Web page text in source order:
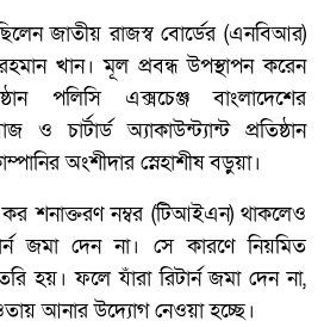
জাতীয় রাজস্ব বোর্ডের (এনবিআর)
খান। মূল প্রবন্ধ উপস্থাপন করেন
পলিসি এক্সচেঞ্জ বাংলাদেশের
ও চার্টার্ড অ্যাকাউন্ট্যান্ট প্রতিষ্ঠান
অংশীদার স্নেহাশীষ বড়ুয়া।
শনাক্তরণ নম্বর (টিআইএন) থাকলেও
জমা দেন না। সে কারণে নিয়মিত
হয়। ফলে যাঁরা রিটার্ন জমা দেন না,
আনার উদ্যোগ নেওয়া হচ্ছে।